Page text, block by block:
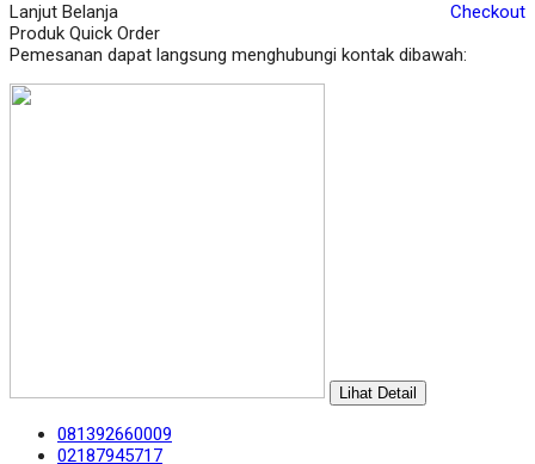
Lanjut Belanja
Checkout
Produk Quick Order
Pemesanan dapat langsung menghubungi kontak dibawah:
Lihat Detail
081392660009
02187945717